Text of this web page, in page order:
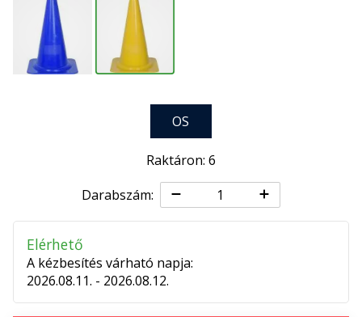
technikai
újdonságokat
és
nézd
3 perces olvasási idő
a
kézilabda
márkánk
nagykövete
OS
Raktáron: 6
Darabszám:
Elérhető
A kézbesítés várható napja:
2026.08.11. - 2026.08.12.